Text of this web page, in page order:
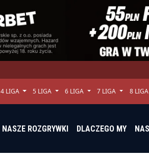
4 LIGA 5 LIGA 6 LIGA 7 LIGA 8 LIGA
NASZE ROZGRYWKI DLACZEGO MY